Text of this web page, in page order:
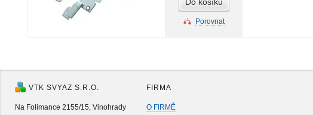
Porovnat
VTK SVYAZ S.R.O.
Na Folimance 2155/15, Vinohrady
FIRMA
O FIRMĚ